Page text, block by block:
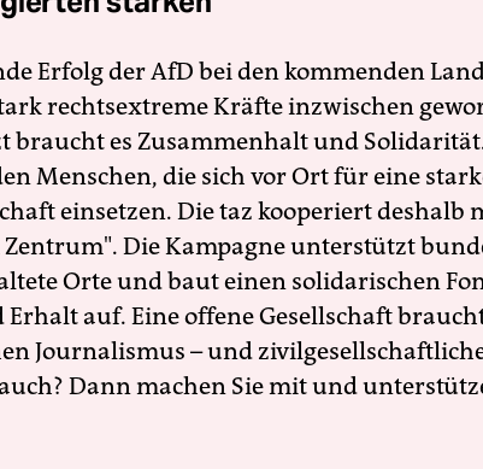
Erfolg der AfD bei den kommenden
rechtsextreme Kräfte inzwischen
braucht es Zusammenhalt und
Menschen, die sich vor Ort für eine
einsetzen. Die taz kooperiert deshalb
Die Kampagne unterstützt
Orte und baut einen solidarischen
Erhalt auf. Eine offene Gesellschaft
Journalismus – und
Dann machen Sie mit und